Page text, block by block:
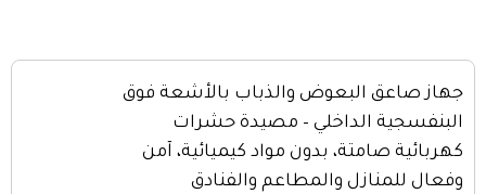
جهاز صاعق البعوض والذباب بالأشعة فوق
البنفسجية الداخلي – مصيدة حشرات
كهربائية صامتة، بدون مواد كيميائية، آمن
وفعال للمنازل والمطاعم والفنادق